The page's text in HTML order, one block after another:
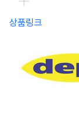
상품링크